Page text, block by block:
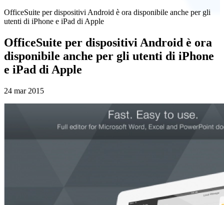
OfficeSuite per dispositivi Android è ora disponibile anche per gli
utenti di iPhone e iPad di Apple
OfficeSuite per dispositivi Android è ora
disponibile anche per gli utenti di iPhone
e iPad di Apple
24 mar 2015